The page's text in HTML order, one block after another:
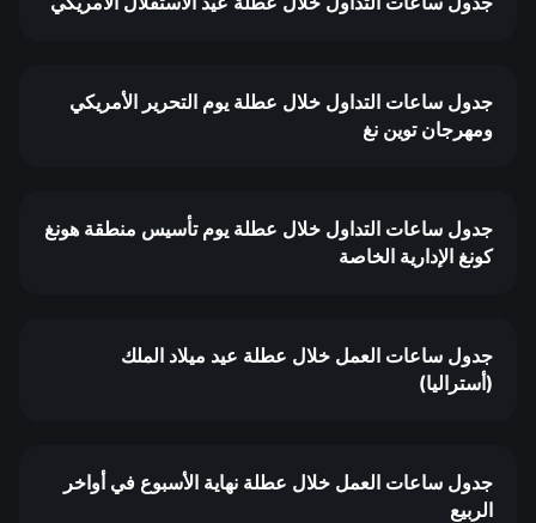
جدول ساعات التداول خلال عطلة يوم التحرير الأمريكي
ومهرجان توين نغ
جدول ساعات التداول خلال عطلة يوم تأسيس منطقة هونغ
كونغ الإدارية الخاصة
جدول ساعات العمل خلال عطلة عيد ميلاد الملك
(أستراليا)
جدول ساعات العمل خلال عطلة نهاية الأسبوع في أواخر
الربيع